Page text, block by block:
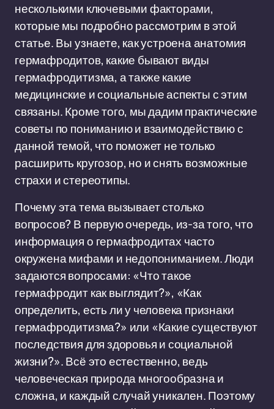
несколькими ключевыми факторами,
которые мы подробно рассмотрим в этой
статье. Вы узнаете, как устроена анатомия
гермафродитов, какие бывают виды
гермафродитизма, а также какие
медицинские и социальные аспекты с этим
связаны. Кроме того, мы дадим практические
советы по пониманию и взаимодействию с
данной темой, что поможет не только
расширить кругозор, но и снять возможные
страхи и стереотипы.
Почему эта тема вызывает столько
вопросов? В первую очередь, из-за того, что
информация о гермафродитах часто
окружена мифами и недопониманием. Люди
задаются вопросами: «Что такое
гермафродит как выглядит?», «Как
определить, есть ли у человека признаки
гермафродитизма?» или «Какие существуют
последствия для здоровья и социальной
жизни?». Всё это естественно, ведь
человеческая природа многообразна и
сложна, и каждый случай уникален. Поэтому